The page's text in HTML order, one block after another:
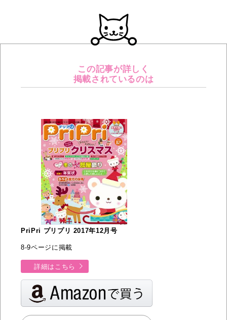
この記事が詳しく
掲載されているのは
PriPri プリプリ 2017年12月号
8-9ページに掲載
詳細はこちら